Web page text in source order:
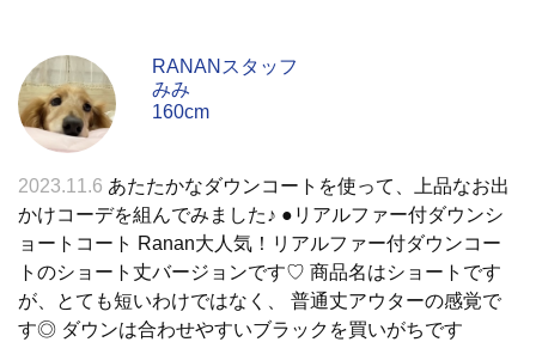
RANANスタッフ
みみ
160cm
2023.11.6 あたたかなダウンコートを使って、上品なお出
かけコーデを組んでみました♪ ●リアルファー付ダウンシ
ョートコート Ranan大人気！リアルファー付ダウンコー
トのショート丈バージョンです♡ 商品名はショートです
が、とても短いわけではなく、 普通丈アウターの感覚で
す◎ ダウンは合わせやすいブラックを買いがちです